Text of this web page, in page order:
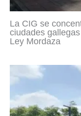
La CIG se
ciudades
Ley Mordaza